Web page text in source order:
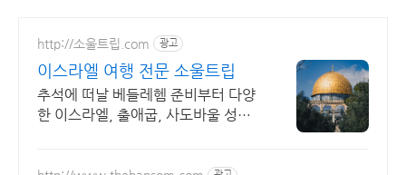
http://소울트립.com 광고
이스라엘 여행 전문 소울트립
추석에 떠날 베들레헴 준비부터 다양
한 이스라엘, 출애굽, 사도바울 성지